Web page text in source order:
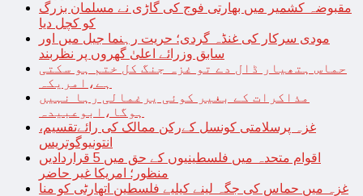
مقبوضہ کشمیر میں بھارتی فوج کی گاڑی نے مسلمان بزرگ
کو کچل دیا
مودی سرکار کی غنڈہ گردی؛ حریت رہنما جیل میں اور
سابق وزرائے اعلیٰ گھروں پر نظربند
حماس ہتھیار ڈال دے تو غزہ جنگ کل ختم ہو سکتی
ہے،امریکہ
مذاکرات کے بغیر کوئی یرغمالی رہا نہیں
ہوگا،ابوعبیدہ
غزہ پرسلامتی کونسل کےرکن ممالک کی رائےتقسیم،
انتونیوگوتریس
اقوام متحدہ میں فلسطینیوں کے حق میں 5 قراردادیں
منظور؛ امریکا غیر حاضر
غزہ میں حماس کی جگہ لینے کیلیے فلسطین اتھارٹی کو منا